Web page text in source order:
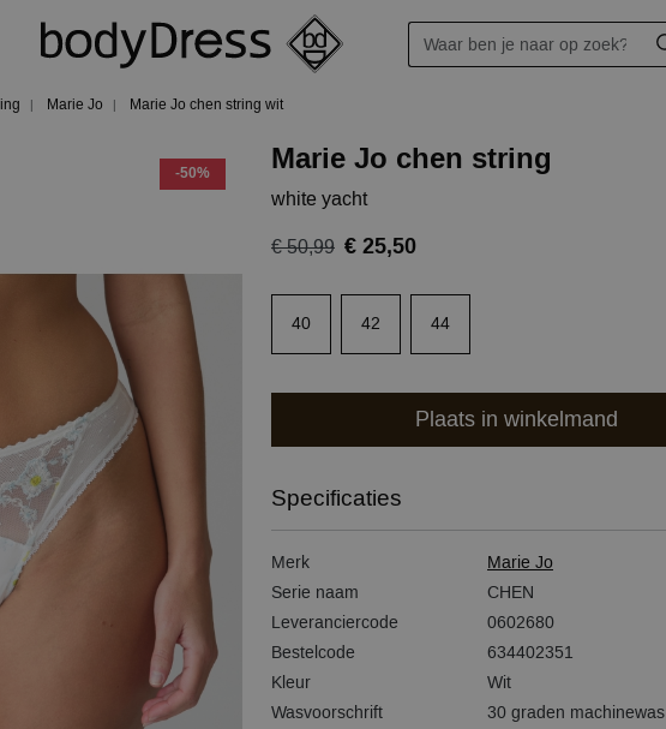
Marie Jo Marie Jo chen string wit
-50% Marie Jo chen string
white yacht
€ 50,99 € 25,50
40 42 44
Plaats in winkelmand
Specificaties
Merk
Marie Jo
Serie naam
CHEN
Leveranciercode
0602680
Bestelcode
634402351
Kleur
Wit
Wasvoorschrift
30 graden machinewas